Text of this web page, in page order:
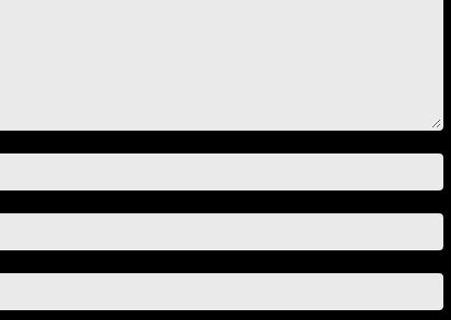
:*
:*
: